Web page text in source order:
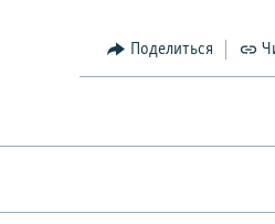
Поделиться